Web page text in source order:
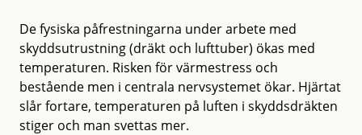
De fysiska påfrestningarna under arbete med
skyddsutrustning (dräkt och lufttuber) ökas med
temperaturen. Risken för värmestress och
bestående men i centrala nervsystemet ökar. Hjärtat
slår fortare, temperaturen på luften i skyddsdräkten
stiger och man svettas mer.